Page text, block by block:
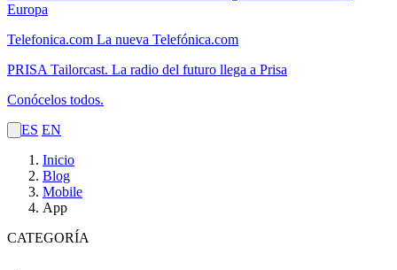
Europa
Telefonica.com La nueva Telefónica.com
PRISA Tailorcast. La radio del futuro llega a Prisa
Conócelos todos.
ES EN
Inicio
Blog
Mobile
App
CATEGORÍA